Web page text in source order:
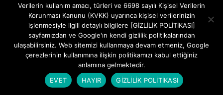
İnternet Kontrolü Sizin Elinizde: ZTE ZXHN
H1601-P Ebeveyn Denetimi ve
Goldmaster HD-6400 CI PVR Uydu Alıcısı
Goldmaster HD-6400 CI PVR Uydu Alıcısı Ev
Sinema Deneyiminizi Yükseltecek
Goldmaster Herkül Micro Full HD TKGS
Verilerin kullanım amacı, türleri ve 6698 sayılı Kişisel Verilerin
Korunması Kanunu (KVKK) uyarınca kişisel verilerinizin
işlenmesiyle ilgili detaylı bilgilere [GİZLİLİK POLİTİKASI]
sayfamızdan ve Google'ın kendi gizlilik politikalarından
ulaşabilirsiniz. Web sitemizi kullanmaya devam etmeniz, Google
çerezlerinin kullanımına ilişkin politikamızı kabul ettiğiniz
anlamına gelmektedir.
EVET
HAYIR GİZLİLİK POLİTİKASI